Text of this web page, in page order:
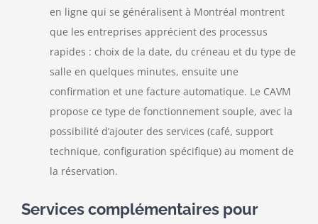
en ligne qui se généralisent à Montréal montrent
que les entreprises apprécient des processus
rapides : choix de la date, du créneau et du type de
salle en quelques minutes, ensuite une
confirmation et une facture automatique. Le CAVM
propose ce type de fonctionnement souple, avec la
possibilité d’ajouter des services (café, support
technique, configuration spécifique) au moment de
la réservation.
Services complémentaires pour